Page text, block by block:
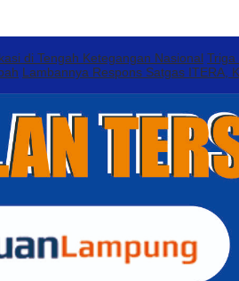
di Tengah Ketegangan Nasional Triga
Lambannya Respons Satgas ITERA,